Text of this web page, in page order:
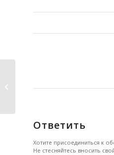
Ответить
Хотите присоединиться к
Не стесняйтесь вносить
Развитие.